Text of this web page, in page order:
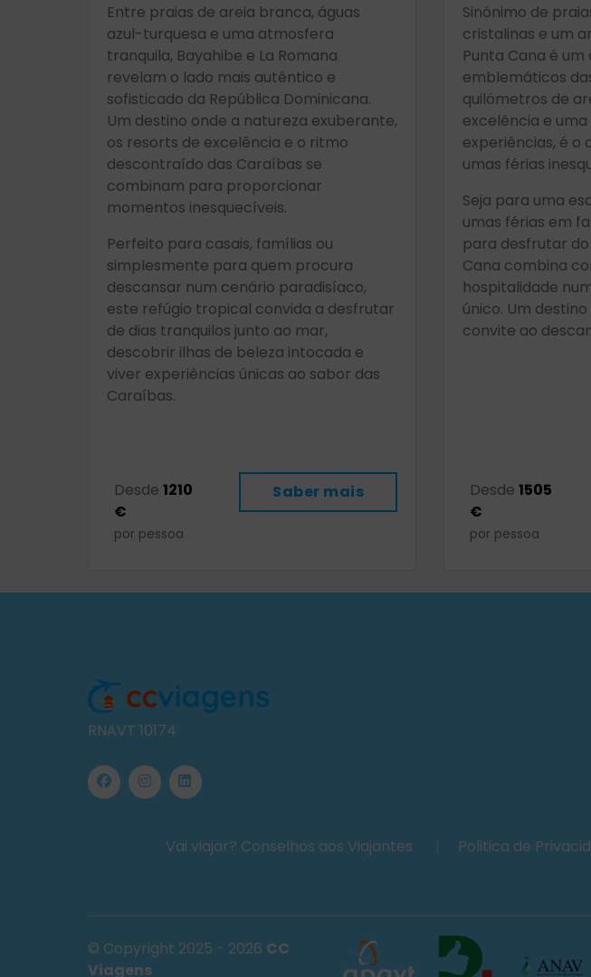
Entre praias de areia branca, águas
azul-turquesa e uma atmosfera
tranquila, Bayahibe e La Romana
revelam o lado mais autêntico e
sofisticado da República Dominicana.
Um destino onde a natureza exuberante,
os resorts de excelência e o ritmo
descontraído das Caraíbas se
combinam para proporcionar
momentos inesquecíveis.
Perfeito para casais, famílias ou
simplesmente para quem procura
descansar num cenário paradisíaco,
este refúgio tropical convida a desfrutar
de dias tranquilos junto ao mar,
descobrir ilhas de beleza intocada e
viver experiências únicas ao sabor das
Caraíbas.
Desde 1210
€
por pessoa
Saber mais
Sinónimo de
cristalinas e um
Punta Cana é
emblemáticos
quilómetros de
excelência e
experiências, é
umas férias
Seja para uma
umas férias em
para desfrutar
Cana combina
hospitalidade
único. Um
convite ao
Desde1505
€
por pessoa
RNAVT 10174
Vai viajar? Conselhos aos Viajantes Politica de
© Copyright 2025 - 2026 CC
Viagens